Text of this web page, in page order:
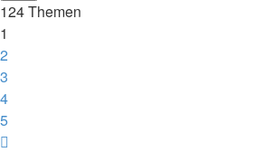
124 Themen
1
2
3
4
5